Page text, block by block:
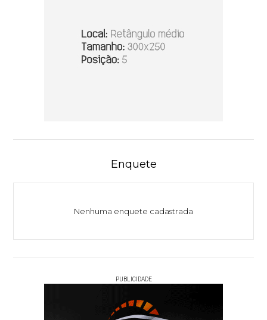
Enquete
Nenhuma enquete cadastrada
PUBLICIDADE